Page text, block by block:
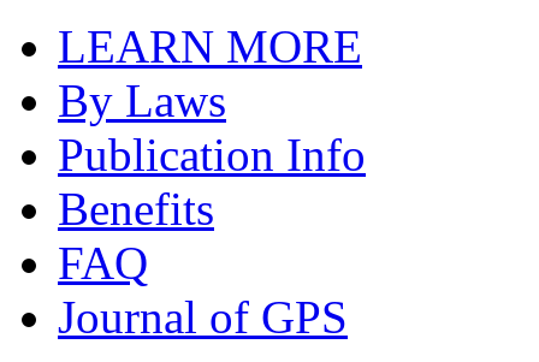
LEARN MORE
By Laws
Publication Info
Benefits
FAQ
Journal of GPS